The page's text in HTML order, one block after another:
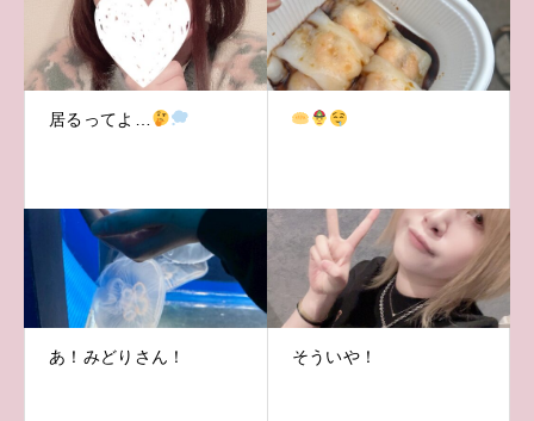
居るってよ…
あ！みどりさん！ そういや！